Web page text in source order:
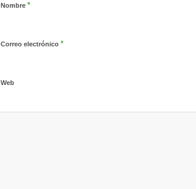
Nombre *
Correo electrónico *
Web